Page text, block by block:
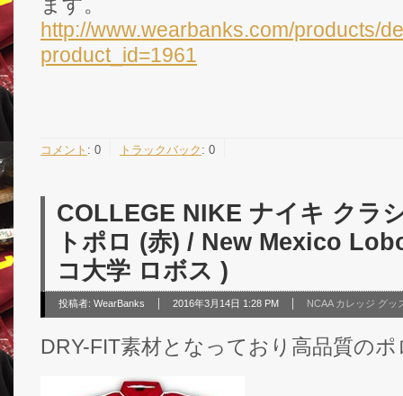
http://www.wearbanks.com/products/
product_id=1961
コメント : 0 トラックバック : 0
COLLEGE NIKE ナイキ クラ
トポロ (赤) / New Mexico
コ大学 ロボス )
投稿者: WearBanks 2016年3月14日 1:28 PM NCAA カレッジ グッ
DRY-FIT素材となっており高品質の